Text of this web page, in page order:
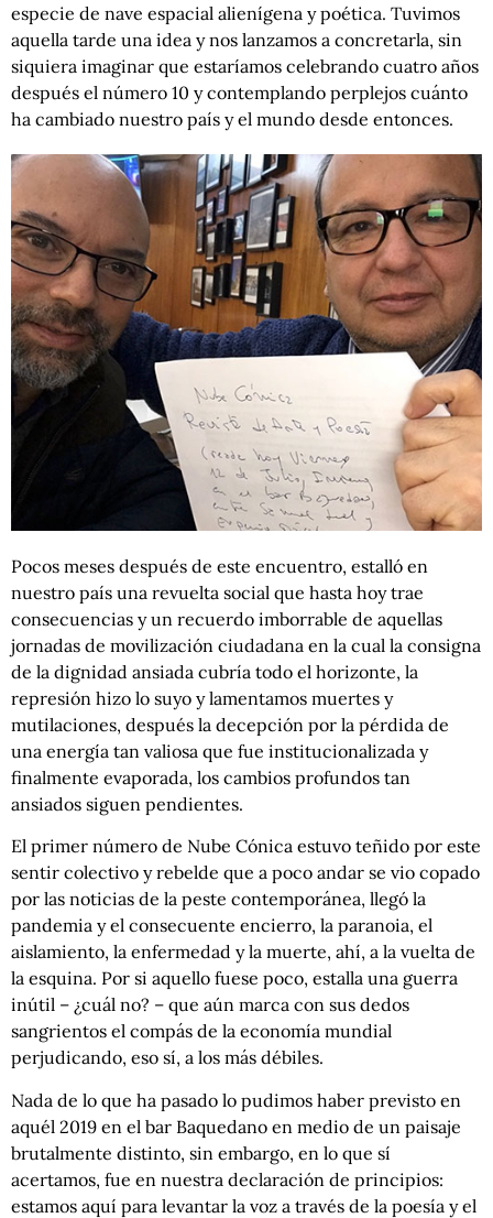
especie de nave espacial alienígena y poética. Tuvimos
aquella tarde una idea y nos lanzamos a concretarla, sin
siquiera imaginar que estaríamos celebrando cuatro años
después el número 10 y contemplando perplejos cuánto
ha cambiado nuestro país y el mundo desde entonces.
Pocos meses después de este encuentro, estalló en
nuestro país una revuelta social que hasta hoy trae
consecuencias y un recuerdo imborrable de aquellas
jornadas de movilización ciudadana en la cual la consigna
de la dignidad ansiada cubría todo el horizonte, la
represión hizo lo suyo y lamentamos muertes y
mutilaciones, después la decepción por la pérdida de
una energía tan valiosa que fue institucionalizada y
finalmente evaporada, los cambios profundos tan
ansiados siguen pendientes.
El primer número de Nube Cónica estuvo teñido por este
sentir colectivo y rebelde que a poco andar se vio copado
por las noticias de la peste contemporánea, llegó la
pandemia y el consecuente encierro, la paranoia, el
aislamiento, la enfermedad y la muerte, ahí, a la vuelta de
la esquina. Por si aquello fuese poco, estalla una guerra
inútil – ¿cuál no? – que aún marca con sus dedos
sangrientos el compás de la economía mundial
perjudicando, eso sí, a los más débiles.
Nada de lo que ha pasado lo pudimos haber previsto en
aquél 2019 en el bar Baquedano en medio de un paisaje
brutalmente distinto, sin embargo, en lo que sí
acertamos, fue en nuestra declaración de principios:
estamos aquí para levantar la voz a través de la poesía y el